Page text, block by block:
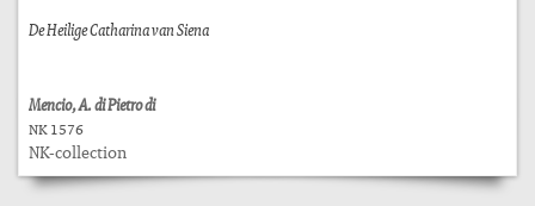
De Heilige Catharina van Siena
Mencio, A. di Pietro di
NK 1576
NK-collection